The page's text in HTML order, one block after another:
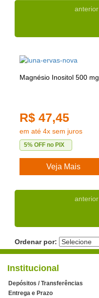
anterior
Magnésio Inositol 500 mg
R$ 47,45
em até 4x sem juros
5% OFF no PIX
Veja Mais
anterior
Ordenar por:
Institucional
Depósitos / Transferências
Entrega e Prazo